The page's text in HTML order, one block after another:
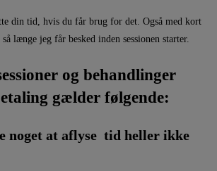
din tid, hvis du får brug for det. Også med kort
længe jeg får besked inden sessionen starter.
og behandlinger
gælder følgende:
noget at aflyse tid heller ikke